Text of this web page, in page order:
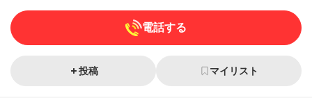
電話する
投稿 マイリスト